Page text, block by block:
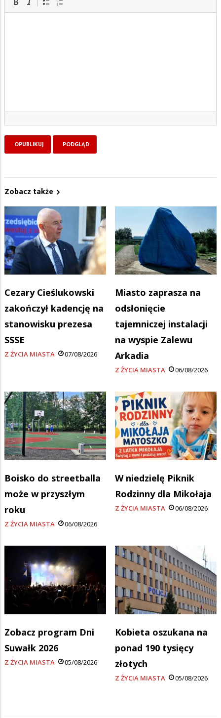
Zobacz także
Cezary Cieślukowski
zakończył kadencję na
stanowisku prezesa
SSSE
Z ŻYCIA MIASTA 07/08/2026
Miasto zaprasza na
odsłonięcie
tajemniczej instalacji
na wyspie Zalewu
Arkadia
Z ŻYCIA MIASTA 06/08/2026
Boisko do streetballa
może w przyszłym
roku
Z ŻYCIA MIASTA 06/08/2026
W niedzielę Piknik
Rodzinny dla Mikołaja
Z ŻYCIA MIASTA 06/08/2026
Zobacz program Dni
Suwałk 2026
Z ŻYCIA MIASTA 05/08/2026
Kobieta oszukana na
ponad 190 tysięcy
złotych
Z ŻYCIA MIASTA 05/08/2026